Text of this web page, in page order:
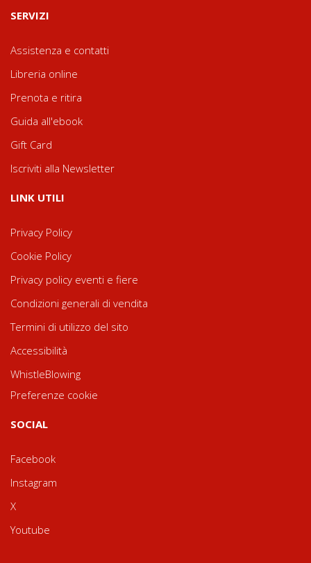
SERVIZI
Assistenza e contatti
Libreria online
Prenota e ritira
Guida all'ebook
Gift Card
Iscriviti alla Newsletter
LINK UTILI
Privacy Policy
Cookie Policy
Privacy policy eventi e fiere
Condizioni generali di vendita
Termini di utilizzo del sito
Accessibilità
WhistleBlowing
Preferenze cookie
SOCIAL
Facebook
Instagram
X
Youtube